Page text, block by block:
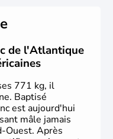
avant l'arrivée
du continent par
Les 13 colonies
d'indépendance
constitution en 1787.
l'entrée dans une
de l'Atlantique
771 kg, il
Baptisé
est aujourd'hui
mâle jamais
Ouest. Après